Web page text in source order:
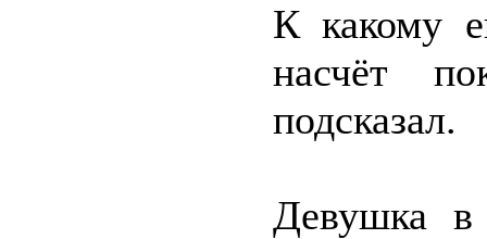
К какому
насчёт
подсказал.
Девушка в